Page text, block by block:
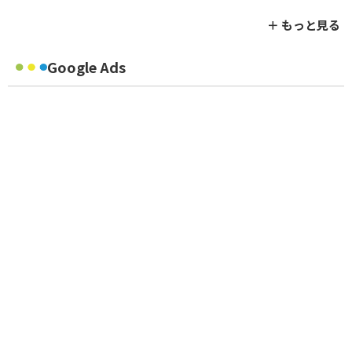
＋ もっと見る
Google Ads